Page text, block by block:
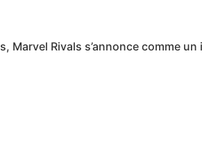
Rivals s’annonce comme